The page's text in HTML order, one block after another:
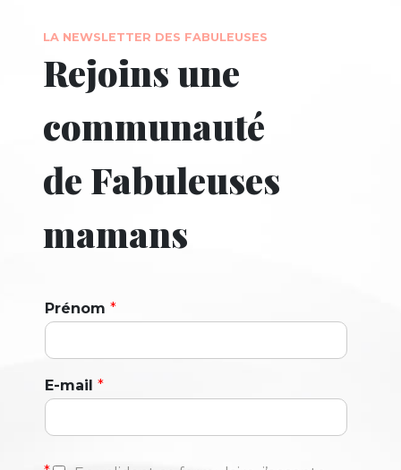
LA NEWSLETTER DES FABULEUSES
Rejoins une
communauté
de Fabuleuses
mamans
Prénom *
E-mail *